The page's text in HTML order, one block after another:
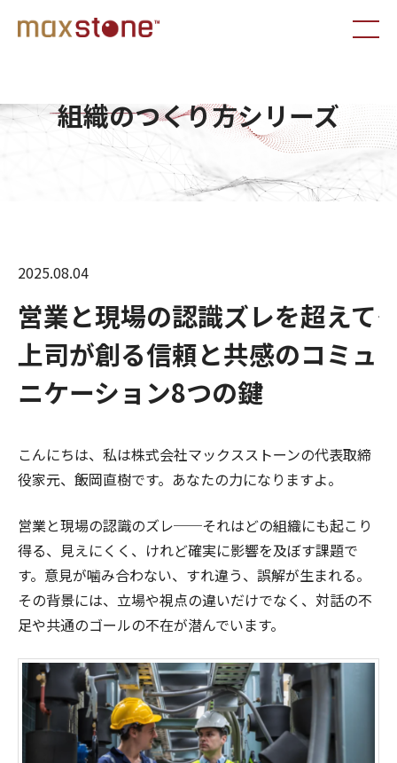
組織のつくり方シリーズ
2025.08.04
営業と現場の認識ズレを超えて――
上司が創る信頼と共感のコミュ
ニケーション8つの鍵
こんにちは、私は株式会社マックスストーンの代表取締
役家元、飯岡直樹です。あなたの力になりますよ。
営業と現場の認識のズレ──それはどの組織にも起こり
得る、見えにくく、けれど確実に影響を及ぼす課題で
す。意見が噛み合わない、すれ違う、誤解が生まれる。
その背景には、立場や視点の違いだけでなく、対話の不
足や共通のゴールの不在が潜んでいます。